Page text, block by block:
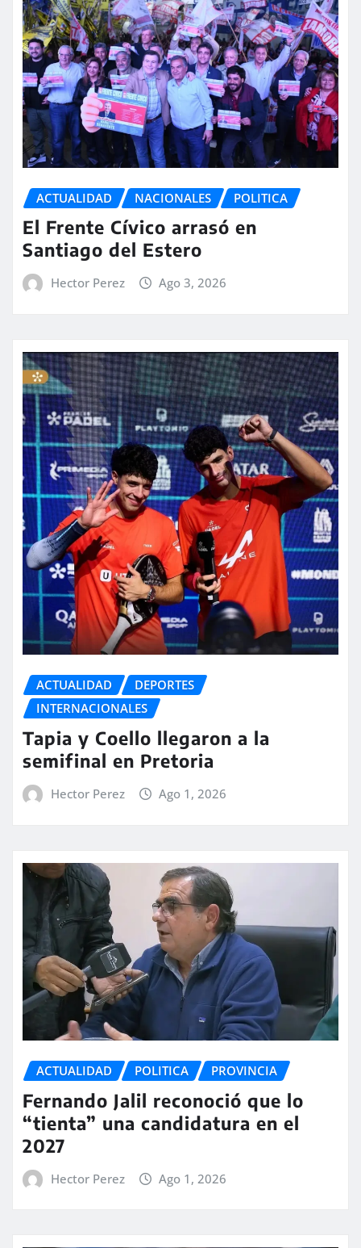
ACTUALIDAD NACIONALES POLITICA
El Frente Cívico arrasó en
Santiago del Estero
Hector Perez Ago 3, 2026
ACTUALIDAD
DEPORTES
INTERNACIONALES
Tapia y Coello llegaron a la
semifinal en Pretoria
Hector Perez Ago 1, 2026
ACTUALIDAD POLITICA PROVINCIA
Fernando Jalil reconoció que lo
“tienta” una candidatura en el
2027
Hector Perez Ago 1, 2026